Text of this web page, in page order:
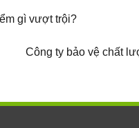
gì vượt trội?
Công ty bảo vệ chất